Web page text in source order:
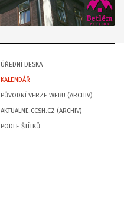
ÚŘEDNÍ DESKA
KALENDÁŘ
PŮVODNÍ VERZE WEBU (ARCHIV)
AKTUALNE.CCSH.CZ (ARCHIV)
PODLE ŠTÍTKŮ